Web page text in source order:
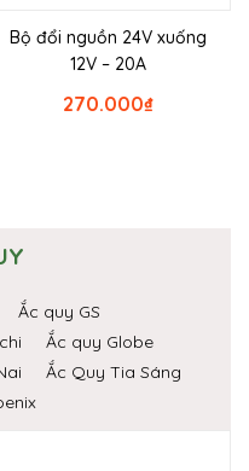
Bộ đổi nguồn 24V xuống
12V – 20A
₫
270.000
Ắc quy GS
Ắc quy Globe
Ắc Quy Tia Sáng